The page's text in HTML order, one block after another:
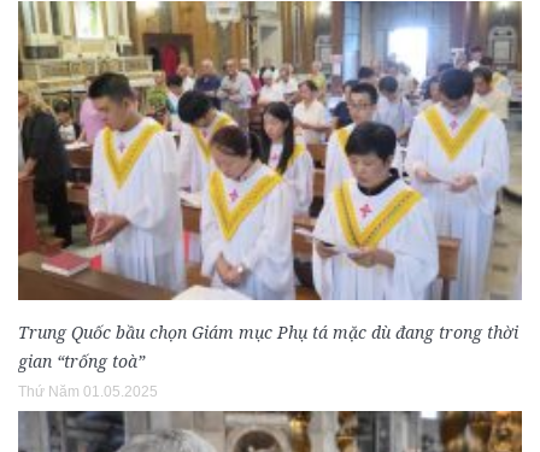
Trung Quốc bầu chọn Giám mục Phụ tá mặc dù đang trong thời
gian “trống toà”
Thứ Năm 01.05.2025